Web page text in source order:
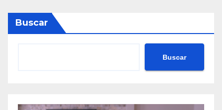
Buscar
Buscar